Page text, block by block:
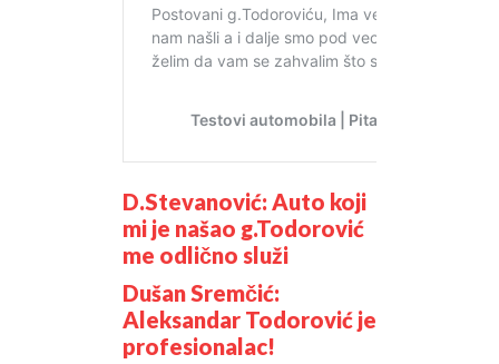
D.Stevanović: Auto koji
mi je našao g.Todorović
me odlično služi
Dušan Sremčić:
Aleksandar Todorović je
profesionalac!